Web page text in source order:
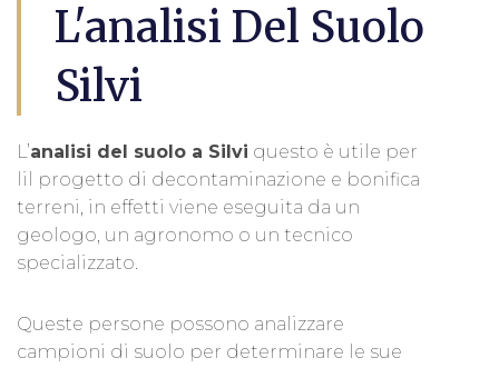
L'analisi Del Suolo
Silvi
L’analisi del suolo a Silvi questo è utile per
lil progetto di decontaminazione e bonifica
terreni, in effetti viene eseguita da un
geologo, un agronomo o un tecnico
specializzato.
Queste persone possono analizzare
campioni di suolo per determinare le sue